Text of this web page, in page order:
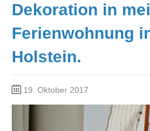
Dekoration in
Ferienwohnung
Holstein.
19. Oktober 2017